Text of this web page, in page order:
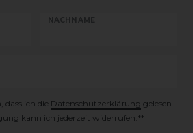
NACHNAME
dass ich die Daten­schutz­erklärung gelesen
kann ich jederzeit widerrufen.**